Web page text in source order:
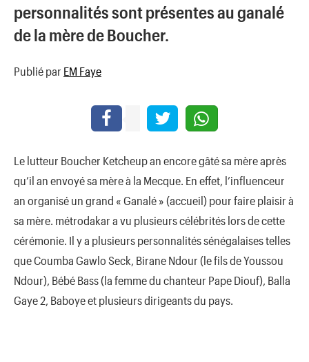
personnalités sont présentes au ganalé
de la mère de Boucher.
Publié par EM Faye
Le lutteur Boucher Ketcheup an encore gâté sa mère après
qu’il an envoyé sa mère à la Mecque. En effet, l’influenceur
an organisé un grand « Ganalé » (accueil) pour faire plaisir à
sa mère. métrodakar a vu plusieurs célébrités lors de cette
cérémonie. Il y a plusieurs personnalités sénégalaises telles
que Coumba Gawlo Seck, Birane Ndour (le fils de Youssou
Ndour), Bébé Bass (la femme du chanteur Pape Diouf), Balla
Gaye 2, Baboye et plusieurs dirigeants du pays.